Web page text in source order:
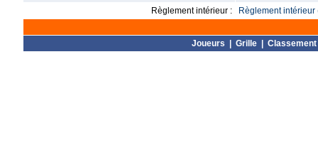
Règlement intérieur :
Règlement intérieur
Joueurs Grille Classement